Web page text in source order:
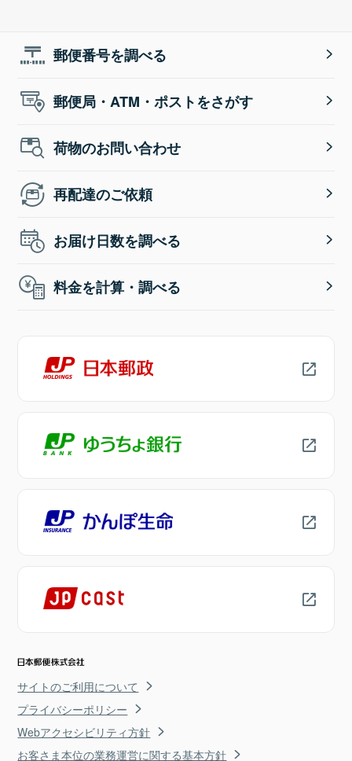
郵便番号を調べる
郵便局・ATM・ポストをさがす
荷物のお問い合わせ
再配達のご依頼
お届け日数を調べる
料金を計算・調べる
サイトのご利用について
プライバシーポリシー
Webアクセシビリティ方針
お客さま本位の業務運営に関する基本方針